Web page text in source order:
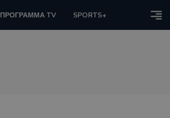
ΠΡΟΓΡΑΜΜΑ TV SPORTS+